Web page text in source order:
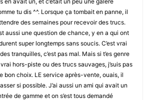
tu dis ^^. Lorsque ça tombait en panne, il
des semaines pour recevoir des trucs.
aussi une question de chance, y en a qui ont
super longtemps sans soucis. C’est vrai
tranquilles, c’est pas mal. Mais si t’es genre
hors-piste ou des trucs sauvages, j’suis pas
bon choix. LE service après-vente, ouais, il
si possible. J’ai aussi un ami qui avait un
de gamme et on s’est tous demandé